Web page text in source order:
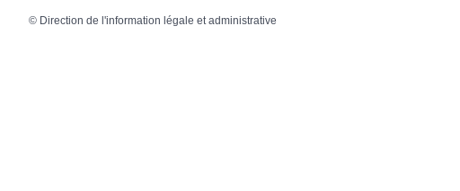
© Direction de l'information légale et administrative